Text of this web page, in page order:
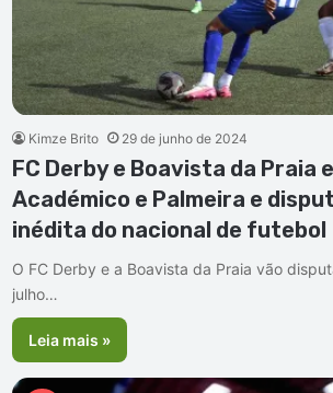
Kimze Brito 29 de junho de 2024
FC Derby e Boavista da Praia
Académico e Palmeira e
inédita do nacional de futebol
O FC Derby e a Boavista da Praia vão
julho…
Leia mais »